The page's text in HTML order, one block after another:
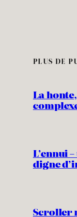
PLUS DE
La
L’ennui
digne
Scroller